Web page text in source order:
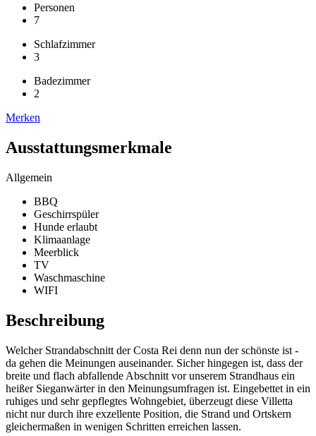
Personen
7
Schlafzimmer
3
Badezimmer
2
Merken
Ausstattungsmerkmale
Allgemein
BBQ
Geschirrspüler
Hunde erlaubt
Klimaanlage
Meerblick
TV
Waschmaschine
WIFI
Beschreibung
Welcher Strandabschnitt der Costa Rei denn nun der schönste ist -
da gehen die Meinungen auseinander. Sicher hingegen ist, dass der
breite und flach abfallende Abschnitt vor unserem Strandhaus ein
heißer Sieganwärter in den Meinungsumfragen ist. Eingebettet in ein
ruhiges und sehr gepflegtes Wohngebiet, überzeugt diese Villetta
nicht nur durch ihre exzellente Position, die Strand und Ortskern
gleichermaßen in wenigen Schritten erreichen lassen.